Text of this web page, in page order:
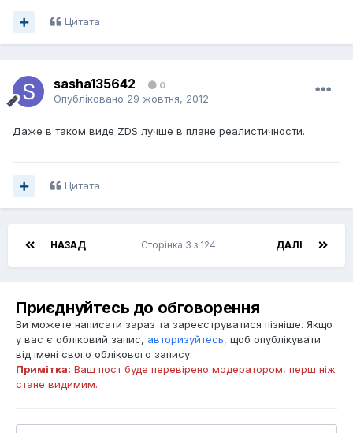
Цитата
sasha135642 0
Опубліковано 29 жовтня, 2012
Даже в таком виде ZDS лучше в плане реалистичности.
Цитата
НАЗАД ДАЛІ
Сторінка 3 з 124
Приєднуйтесь до обговорення
Ви можете написати зараз та зареєструватися пізніше. Якщо
у вас є обліковий запис, авторизуйтесь, щоб опублікувати
від імені свого облікового запису.
Примітка: Ваш пост буде перевірено модератором, перш ніж
стане видимим.